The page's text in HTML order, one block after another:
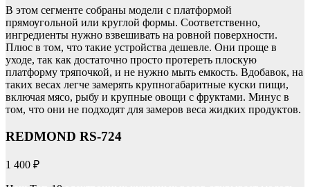
В этом сегменте собраны модели с платформой
прямоугольной или круглой формы. Соответственно,
ингредиенты нужно взвешивать на ровной поверхности.
Плюс в том, что такие устройства дешевле. Они проще в
уходе, так как достаточно просто протереть плоскую
платформу тряпочкой, и не нужно мыть емкость. Вдобавок, на
таких весах легче замерять крупногабаритные куски пищи,
включая мясо, рыбу и крупные овощи с фруктами. Минус в
том, что они не подходят для замеров веса жидких продуктов.
REDMOND RS-724
1 400 ₽